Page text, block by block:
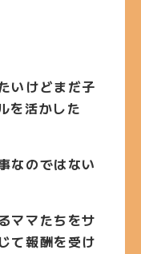
いけどまだ子
を活かした
なのではない
ママたちをサ
て報酬を受け